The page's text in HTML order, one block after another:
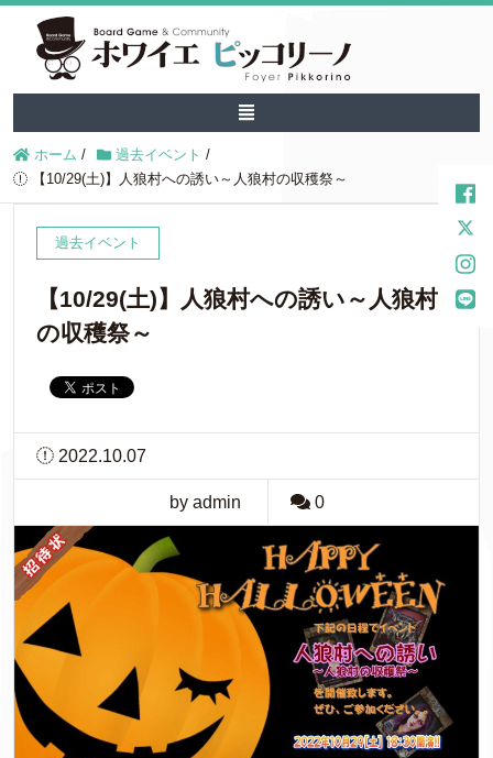
ホーム / 過去イベント /
【10/29(土)】人狼村への誘い～人狼村の収穫祭～
過去イベント
【10/29(土)】人狼村への誘い～人狼村
の収穫祭～
2022.10.07
by admin 0